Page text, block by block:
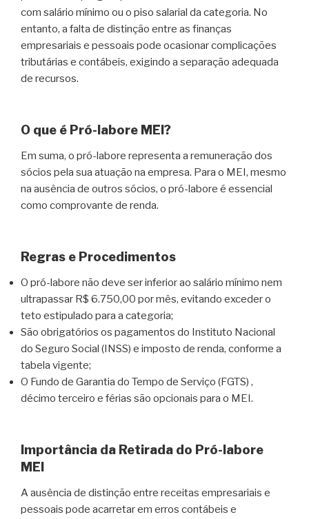
com salário mínimo ou o piso salarial da categoria. No
entanto, a falta de distinção entre as finanças
empresariais e pessoais pode ocasionar complicações
tributárias e contábeis, exigindo a separação adequada
de recursos.
O que é Pró-labore MEI?
Em suma, o pró-labore representa a remuneração dos
sócios pela sua atuação na empresa. Para o MEI, mesmo
na ausência de outros sócios, o pró-labore é essencial
como comprovante de renda.
Regras e Procedimentos
O pró-labore não deve ser inferior ao salário mínimo nem
ultrapassar R$ 6.750,00 por mês, evitando exceder o
teto estipulado para a categoria;
São obrigatórios os pagamentos do Instituto Nacional
do Seguro Social (INSS) e imposto de renda, conforme a
tabela vigente;
O Fundo de Garantia do Tempo de Serviço (FGTS) ,
décimo terceiro e férias são opcionais para o MEI.
Importância da Retirada do Pró-labore
MEI
A ausência de distinção entre receitas empresariais e
pessoais pode acarretar em erros contábeis e